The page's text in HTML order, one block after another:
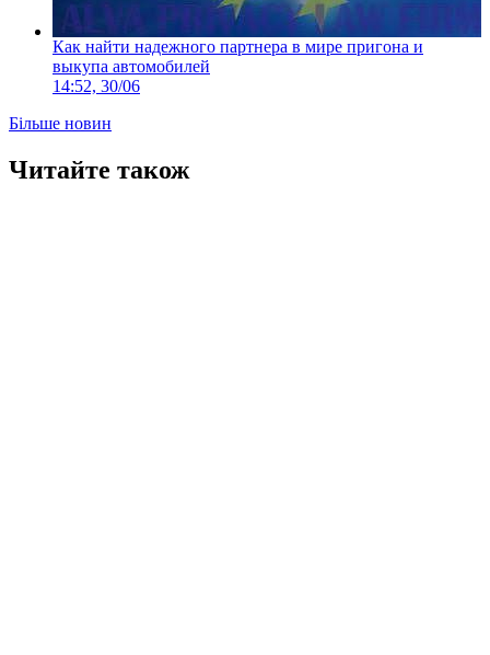
Как найти надежного партнера в мире пригона и
выкупа автомобилей
14:52, 30/06
Більше новин
Читайте також